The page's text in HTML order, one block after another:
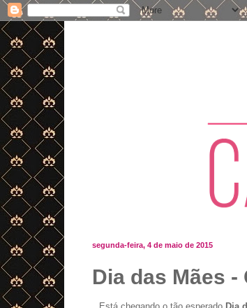
segunda-feira, 4 de maio de 2015
Dia das Mães